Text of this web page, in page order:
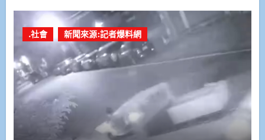
.社會 新聞來源:記者爆料網